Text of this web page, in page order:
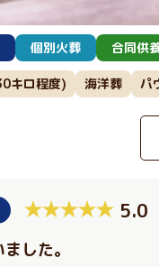
個別火葬 合同供
キロ程度) 海洋葬 パ
5.0
した。